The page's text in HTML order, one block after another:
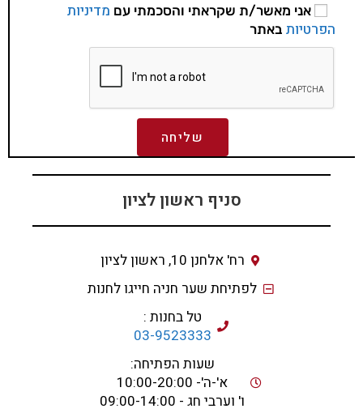
אני מאשר/ת שקראתי והסכמתי עם מדיניות
הפרטיות באתר
שליחה
סניף ראשון לציון
רח' אלחנן 10, ראשון לציון
לפתיחת שער חניה חייגו לחנות
טל בחנות :
03-9523333
שעות הפתיחה:
א'-ה'- 10:00-20:00
ו' וערבי חג - 09:00-14:00